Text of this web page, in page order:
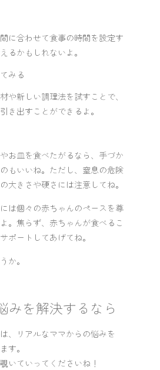
に合わせて食事の時間を設定す
るかもしれないよ。
みる
や新しい調理法を試すことで、
き出すことができるよ。
お皿を食べたがるなら、手づか
もいいね。ただし、窒息の危険
大きさや硬さには注意してね。
は個々の赤ちゃんのペースを尊
。焦らず、赤ちゃんが食べるこ
ポートしてあげてね。
か。
みを解決するなら
は、リアルなママからの悩みを
す。
いていってくださいね！